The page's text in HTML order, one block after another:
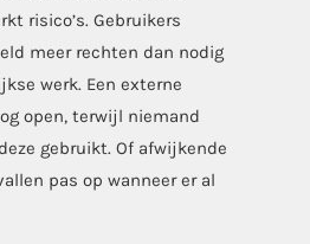
risico’s. Gebruikers
meer rechten dan nodig
werk. Een externe
open, terwijl niemand
gebruikt. Of afwijkende
pas op wanneer er al